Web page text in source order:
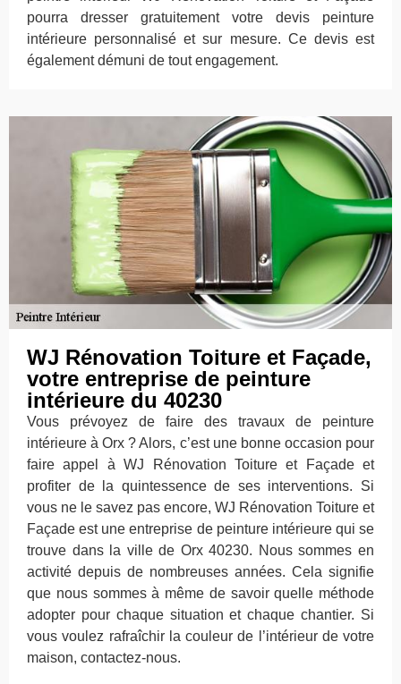
pourra dresser gratuitement votre devis peinture
intérieure personnalisé et sur mesure. Ce devis est
également démuni de tout engagement.
WJ Rénovation Toiture et Façade,
votre entreprise de peinture
intérieure du 40230
Vous prévoyez de faire des travaux de peinture
intérieure à Orx ? Alors, c’est une bonne occasion pour
faire appel à WJ Rénovation Toiture et Façade et
profiter de la quintessence de ses interventions. Si
vous ne le savez pas encore, WJ Rénovation Toiture et
Façade est une entreprise de peinture intérieure qui se
trouve dans la ville de Orx 40230. Nous sommes en
activité depuis de nombreuses années. Cela signifie
que nous sommes à même de savoir quelle méthode
adopter pour chaque situation et chaque chantier. Si
vous voulez rafraîchir la couleur de l’intérieur de votre
maison, contactez-nous.